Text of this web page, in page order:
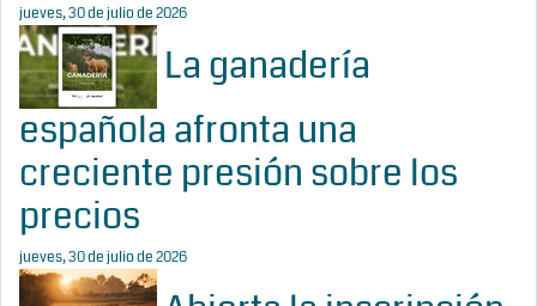
jueves, 30 de julio de 2026
La ganadería
española afronta una
creciente presión sobre los
precios
jueves, 30 de julio de 2026